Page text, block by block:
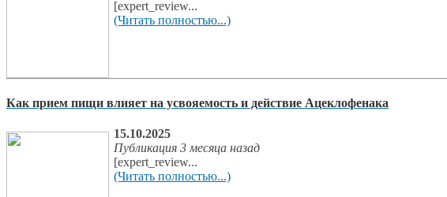
[expert_review...
(Читать полностью...)
Как прием пищи влияет на усвояемость и действие Ацеклофенака
15.10.2025
Публикация 3 месяца назад
[expert_review...
(Читать полностью...)